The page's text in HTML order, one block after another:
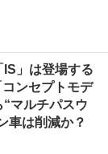
」は登場する
ンセプトモデ
マルチパスウ
車は削減か？